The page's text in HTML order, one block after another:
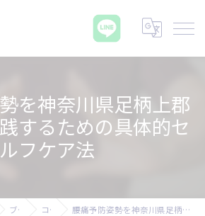
を神奈川県足柄上郡
するための具体的セ
ルフケア法
ブログ コラム 腰痛予防姿勢を神奈川県足柄上郡松田町で実践するための具体的セルフケア法